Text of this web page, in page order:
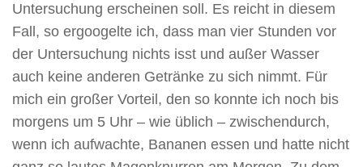
Untersuchung erscheinen soll. Es reicht in diesem
Fall, so ergoogelte ich, dass man vier Stunden vor
der Untersuchung nichts isst und außer Wasser
auch keine anderen Getränke zu sich nimmt. Für
mich ein großer Vorteil, den so konnte ich noch bis
morgens um 5 Uhr – wie üblich – zwischendurch,
wenn ich aufwachte, Bananen essen und hatte nicht